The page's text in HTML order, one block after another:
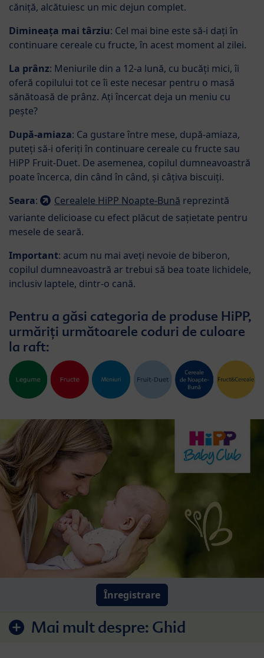
căniță, alcătuiesc un mic dejun complet.
Dimineața mai târziu: Cel mai bine este să-i dați în
continuare cereale cu fructe, în acest moment al zilei.
La prânz: Meniurile din a 12-a lună, cu bucăți mici, îi
oferă copilului tot ce îi este necesar pentru o masă
sănătoasă de prânz. Ați încercat deja un meniu cu
pește?
După-amiaza: Ca gustare între mese, după-amiaza,
puteți să-i oferiți în continuare cereale cu fructe sau
HiPP Fruit-Duet. De asemenea, copilul dumneavoastră
poate încerca, din când în când, și câțiva biscuiți.
Seara: Cerealele HiPP Noapte-Bună reprezintă
variante delicioase cu efect plăcut de sațietate pentru
mesele de seară.
Important: acum nu mai aveți nevoie de biberon,
copilul dumneavoastră ar trebui să bea toate lichidele,
inclusiv laptele, dintr-o cană.
Pentru a găsi categoria de produse HiPP,
urmăriți următoarele coduri de culoare
la raft:
Înregistrare
Mai mult despre: Ghid